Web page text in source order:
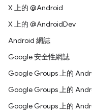
X 上的 @Android
X 上的 @AndroidDev
Android 網誌
Google 安全性網誌
Google Groups 上的
Google Groups 上的
Google Groups 上的